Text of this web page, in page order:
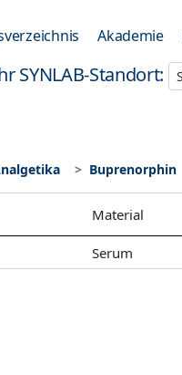
Akademie
SYNLAB-Standort:
Buprenorphin
Material
Serum